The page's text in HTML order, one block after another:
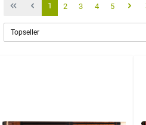
1 2 3 4 5